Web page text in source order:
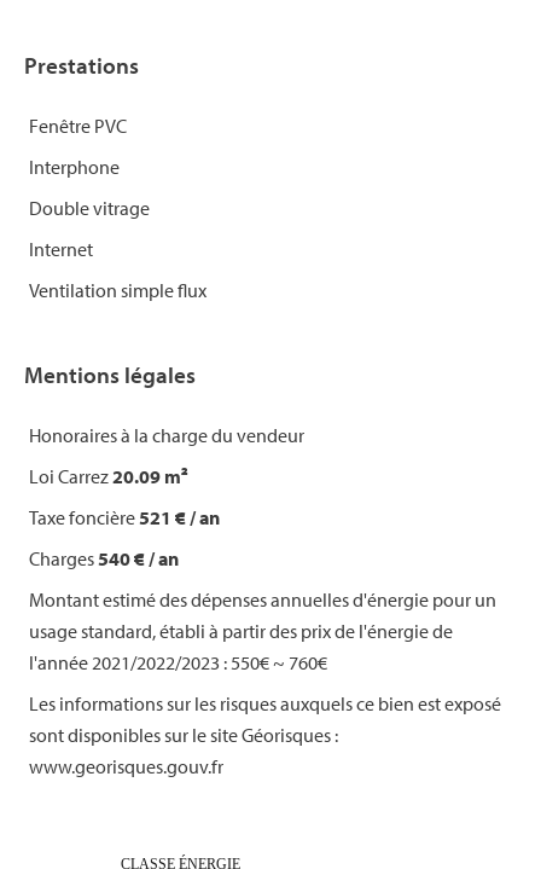
Prestations
Fenêtre PVC
Interphone
Double vitrage
Internet
Ventilation simple flux
Mentions légales
Honoraires à la charge du vendeur
Loi Carrez20.09 m²
Taxe foncière521 € / an
Charges540 € / an
Montant estimé des dépenses annuelles d'énergie pour un
usage standard, établi à partir des prix de l'énergie de
l'année 2021/2022/2023 : 550€ ~ 760€
Les informations sur les risques auxquels ce bien est exposé
sont disponibles sur le site Géorisques :
www.georisques.gouv.fr